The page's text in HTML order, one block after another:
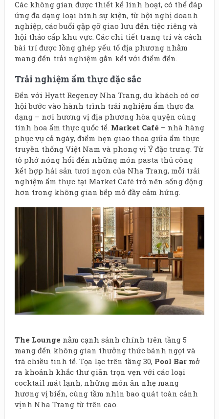
Các không gian được thiết kế linh hoạt, có thể đáp
ứng đa dạng loại hình sự kiện, từ hội nghị doanh
nghiệp, các buổi gặp gỡ giao lưu đến tiệc riêng và
hội thảo cấp khu vực. Các chi tiết trang trí và cách
bài trí được lồng ghép yếu tố địa phương nhằm
mang đến trải nghiệm gắn kết với điểm đến.
Trải nghiệm ẩm thực đặc sắc
Đến với Hyatt Regency Nha Trang, du khách có cơ
hội bước vào hành trình trải nghiệm ẩm thực đa
dạng – nơi hương vị địa phương hòa quyện cùng
tinh hoa ẩm thực quốc tế. Market Café – nhà hàng
phục vụ cả ngày, điểm hẹn giao thoa giữa ẩm thực
truyền thống Việt Nam và phong vị Ý đặc trưng. Từ
tô phở nóng hổi đến những món pasta thủ công
kết hợp hải sản tươi ngon của Nha Trang, mỗi trải
nghiệm ẩm thực tại Market Café trở nên sống động
hơn trong không gian bếp mở đầy cảm hứng.
The Lounge nằm cạnh sảnh chính trên tầng 5
mang đến không gian thưởng thức bánh ngọt và
trà chiều tinh tế. Tọa lạc trên tầng 30, Pool Barmở
ra khoảnh khắc thư giãn trọn vẹn với các loại
cocktail mát lạnh, những món ăn nhẹ mang
hương vị biển, cùng tầm nhìn bao quát toàn cảnh
vịnh Nha Trang từ trên cao.